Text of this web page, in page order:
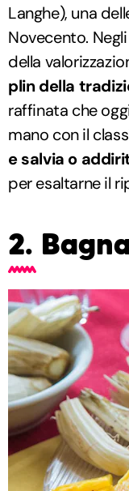
Langhe), una
Novecento.
della
plin della
raffinata che
mano con il
e salvia o
per esaltarne il
2.